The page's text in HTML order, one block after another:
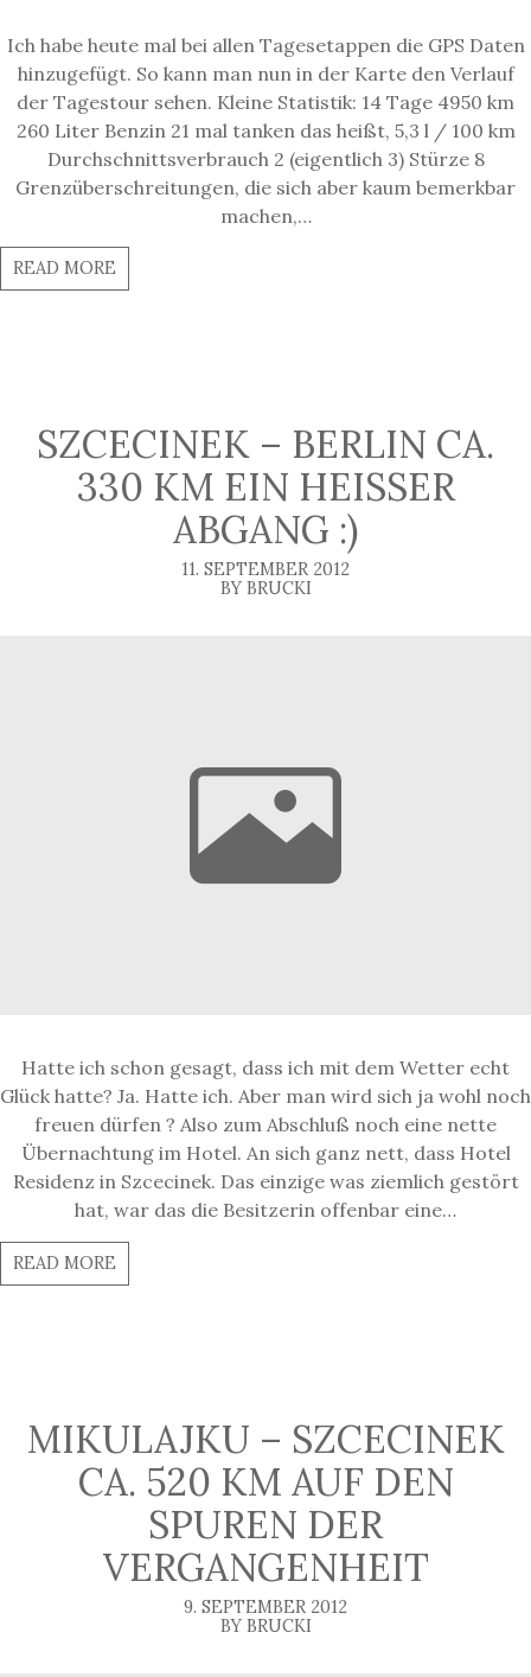
Ich habe heute mal bei allen Tagesetappen die GPS Daten
hinzugefügt. So kann man nun in der Karte den Verlauf
der Tagestour sehen. Kleine Statistik: 14 Tage 4950 km
260 Liter Benzin 21 mal tanken das heißt, 5,3 l / 100 km
Durchschnittsverbrauch 2 (eigentlich 3) Stürze 8
Grenzüberschreitungen, die sich aber kaum bemerkbar
machen,…
READ MORE
SZCECINEK – BERLIN CA.
330 KM EIN HEISSER A
BGANG :)
11. SEPTEMBER 2012
BY BRUCKI
Hatte ich schon gesagt, dass ich mit dem Wetter echt
Glück hatte? Ja. Hatte ich. Aber man wird sich ja wohl noch
freuen dürfen ? Also zum Abschluß noch eine nette
Übernachtung im Hotel. An sich ganz nett, dass Hotel
Residenz in Szcecinek. Das einzige was ziemlich gestört
hat, war das die Besitzerin offenbar eine…
READ MORE
MIKULAJKU – SZCECINEK
CA. 520 KM AUF DEN
SPUREN DER
VERGANGENHEIT
9. SEPTEMBER 2012
BY BRUCKI